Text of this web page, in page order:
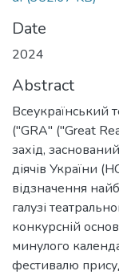
Date
2024
Abstract
Всеукраїнський
("GRA" ("Great
захід,
діячів України
відзначення
галузі
конкурсній
минулого
фестивалю